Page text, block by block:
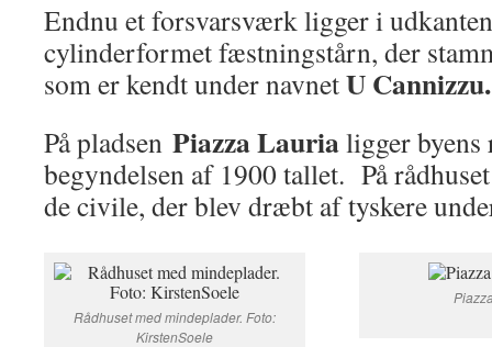
Endnu et forsvarsværk ligger i
cylinderformet fæstningstårn, der
som er kendt under navnetUCannizzu.
På pladsen Piazza Laurialigger
begyndelsen af 1900 tallet. På
de civile, der blev dræbt af tyskere
Rådhuset med mindeplader. Foto:
KirstenSoele